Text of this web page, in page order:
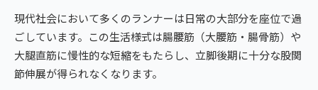
現代社会において多くのランナーは日常の大部分を座位で過
ごしています。この生活様式は腸腰筋（大腰筋・腸骨筋）や
大腿直筋に慢性的な短縮をもたらし、立脚後期に十分な股関
節伸展が得られなくなります。